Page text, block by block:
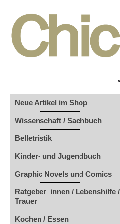
Neue Artikel im Shop
Wissenschaft / Sachbuch
Belletristik
Kinder- und Jugendbuch
Graphic Novels und Comics
Ratgeber_innen / Lebenshilfe /
Trauer
Kochen / Essen